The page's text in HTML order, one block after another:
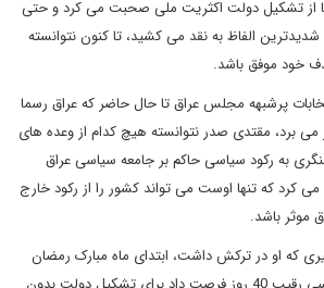
از تشکیل دولت اکثریت ملی صحبت می کرد و حتی
شدیدترین الفاظ به نقد می کشید، تا کنون نتوانسته
خود موفق باشد.
ماه از انتخابات پرشبهه مجلس عراق تا حال حاضر که عراق رسما
برد، مقتدی صدر نتوانسته هیچ کدام از وعده های
به رکود سیاسی حاکم بر جامعه سیاسی عراق
می کرد که تنها اوست می تواند کشور را از رکود خارج
موثر باشد.
که او در ترکش داشت، ابتدای ماه مبارک رمضان